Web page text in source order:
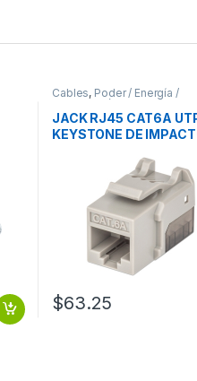
Cables, Poder / Energía /
Alimentación
JACK RJ45 CAT6A
KEYSTONE DE
$63.25